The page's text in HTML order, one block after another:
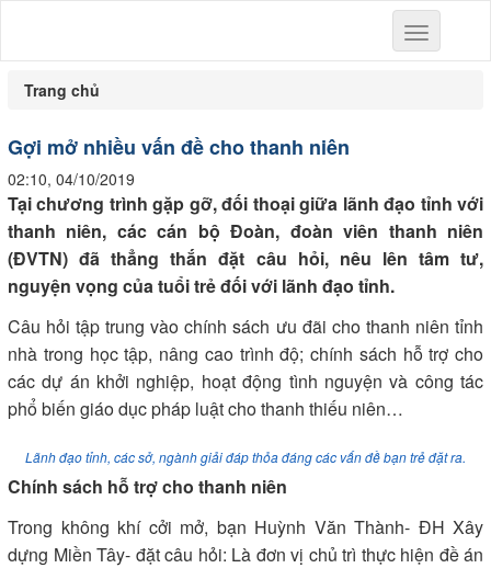
Toggle
navigation
Trang chủ
Gợi mở nhiều vấn đề cho thanh niên
02:10, 04/10/2019
Tại chương trình gặp gỡ, đối thoại giữa lãnh đạo tỉnh với
thanh niên, các cán bộ Đoàn, đoàn viên thanh niên
(ĐVTN) đã thẳng thắn đặt câu hỏi, nêu lên tâm tư,
nguyện vọng của tuổi trẻ đối với lãnh đạo tỉnh.
Câu hỏi tập trung vào chính sách ưu đãi cho thanh niên tỉnh
nhà trong học tập, nâng cao trình độ; chính sách hỗ trợ cho
các dự án khởi nghiệp, hoạt động tình nguyện và công tác
phổ biến giáo dục pháp luật cho thanh thiếu niên…
Lãnh đạo tỉnh, các sở, ngành giải đáp thỏa đáng các vấn đề bạn trẻ đặt ra.
Chính sách hỗ trợ cho thanh niên
Trong không khí cởi mở, bạn Huỳnh Văn Thành- ĐH Xây
dựng Miền Tây- đặt câu hỏi: Là đơn vị chủ trì thực hiện đề án